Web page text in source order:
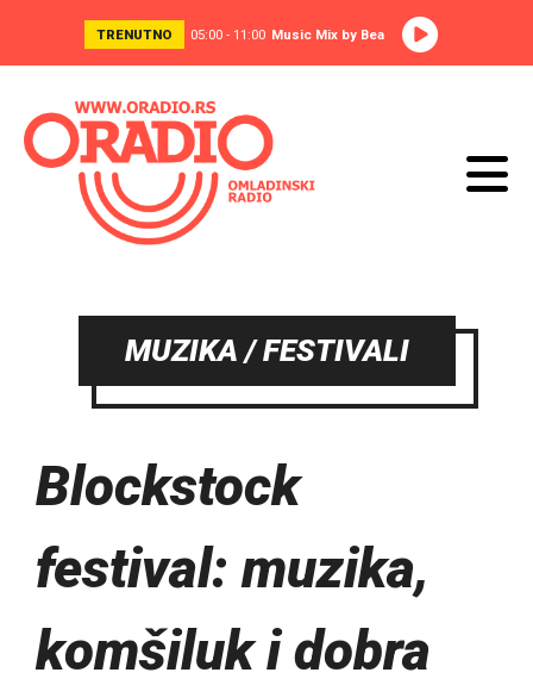
TRENUTNO 05:00 - 11:00 Music Mix by Bea
MUZIKA / FESTIVALI
Blockstock
festival: muzika,
komšiluk i dobra